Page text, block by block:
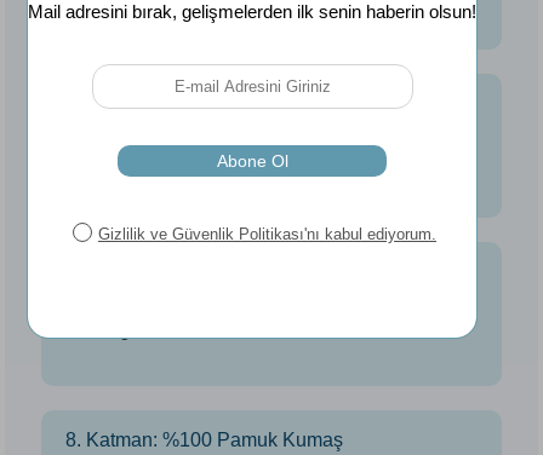
6. Katman: Pamuklu Keçe 650gr/m2
ömürlüdür.
8. Katman: %100 Pamuk Kumaş